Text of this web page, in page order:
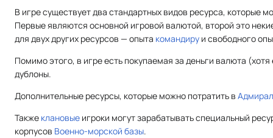
В игре существует два стандартных видов ресурса, которые
Первые являются основной игровой валютой, второй это
для двух других ресурсов — опыта командиру и свободного
Помимо этого, в игре есть покупаемая за деньги валюта
дублоны.
Дополнительные ресурсы, которые можно потратить в
Также клановые игроки могут зарабатывать специальный
корпусов Военно-морской базы.